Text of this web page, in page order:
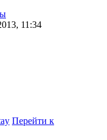
11:34
Перейти к